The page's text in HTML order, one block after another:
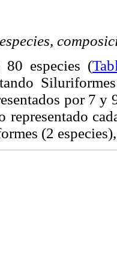
80 especies (
por 7
representado
(2